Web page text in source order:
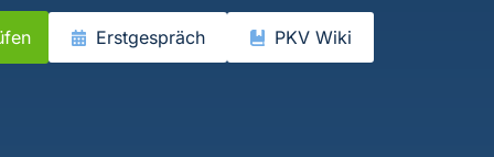
Erstgespräch PKV Wiki